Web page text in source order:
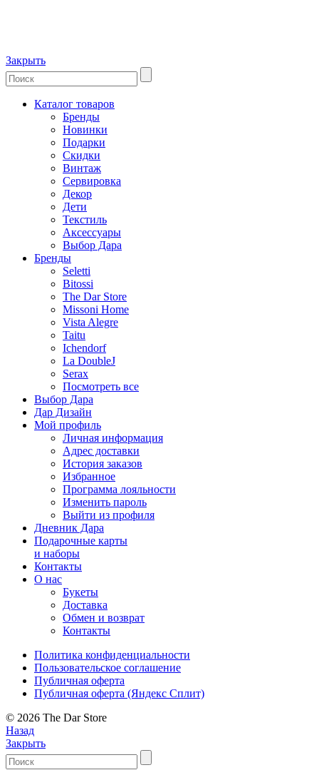
Закрыть
Каталог товаров
Бренды
Новинки
Подарки
Скидки
Винтаж
Сервировка
Декор
Дети
Текстиль
Аксессуары
Выбор Дара
Бренды
Seletti
Bitossi
The Dar Store
Missoni Home
Vista Alegre
Taitu
Ichendorf
La DoubleJ
Serax
Посмотреть все
Выбор Дара
Дар Дизайн
Мой профиль
Личная информация
Адрес доставки
История заказов
Избранное
Программа лояльности
Изменить пароль
Выйти из профиля
Дневник Дара
Подарочные карты
и наборы
Контакты
О нас
Букеты
Доставка
Обмен и возврат
Контакты
Политика конфиденциальности
Пользовательское соглашение
Публичная оферта
Публичная оферта (Яндекс Сплит)
© 2026 The Dar Store
Назад
Закрыть